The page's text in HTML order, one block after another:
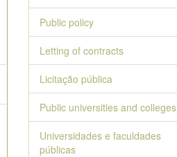
Public policy
Letting of contracts
Licitação pública
Public universities and colleges
Universidades e faculdades
públicas